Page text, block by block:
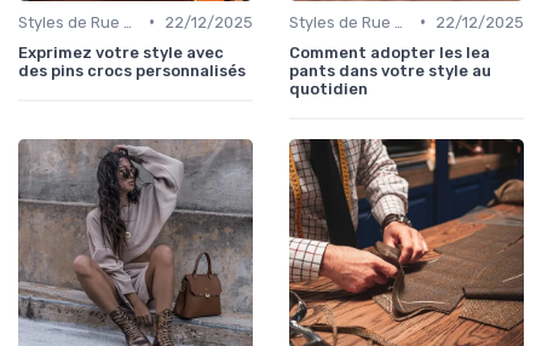
•
22/12/2025
Exprimez votre style avec
des pins crocs personnalisés
•
22/12/2025
Comment adopter les lea
pants dans votre style au
quotidien